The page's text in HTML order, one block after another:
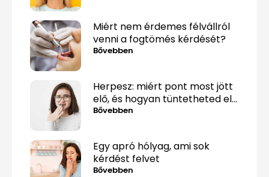
Miért nem érdemes félvállról
venni a fogtömés kérdését?
Bővebben
Herpesz: miért pont most jött
elő, és hogyan tüntetheted el
minél gyorsabban?
Bővebben
Egy apró hólyag, ami sok
kérdést felvet
Bővebben